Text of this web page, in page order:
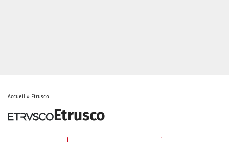
Accueil» Etrusco
Etrusco